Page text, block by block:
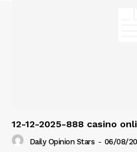
12-12-2025-888 casino
Daily Opinion Stars - 06/08/